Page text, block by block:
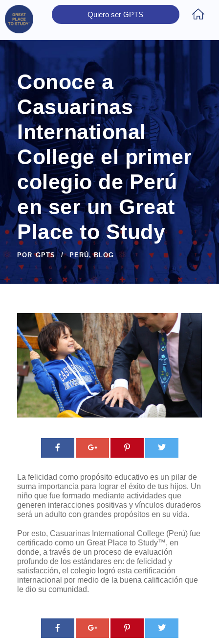
Quiero ser GPTS
Conoce a
Casuarinas
International
College el primer
colegio de Perú
en ser un Great
Place to Study
POR GPTS PERÚ, BLOG
La felicidad como propósito educativo es un pilar de
suma importancia para lograr el éxito de tus hijos. Un
niño que fue formado mediante actividades que
generen interacciones positivas y vínculos duraderos
será un adulto con grandes propósitos en su vida.
Por esto, Casuarinas International College (Perú) fue
certificado como un Great Place to Study™, en
donde, a través de un proceso de evaluación
profundo de los estándares en: de felicidad y
satisfacción, el colegio logró esta certificación
internacional por medio de la buena calificación que
le dio su comunidad.